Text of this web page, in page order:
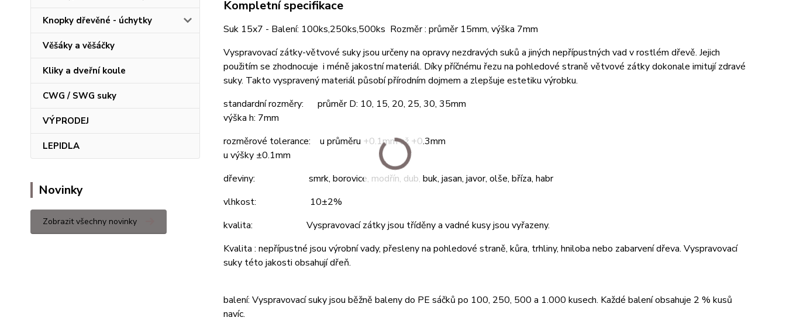
Knopky dřevěné - úchytky
Věšáky a věšáčky
Kliky a dveřní koule
CWG / SWG suky
VÝPRODEJ
LEPIDLA
Novinky
Zobrazit všechny novinky
Kompletní specifikace
Suk 15x7 - Balení: 100ks,250ks,500ks Rozměr : průměr 15mm, výška 7mm
Vyspravovací zátky-větvové suky jsou určeny na opravy nezdravých suků a jiných nepřípustných vad v rostlém dřevě. Jejich
použitím se zhodnocuje i méně jakostní materiál. Díky příčnému řezu na pohledové straně větvové zátky dokonale imitují zdravé
suky. Takto vyspravený materiál působí přírodním dojmem a zlepšuje estetiku výrobku.
standardní rozměry: průměr D: 10, 15, 20, 25, 30, 35mm
výška h: 7mm
rozměrové tolerance: u průměru +0.1mm až +0.3mm
u výšky ±0.1mm
dřeviny: smrk, borovice, modřín, dub, buk, jasan, javor, olše, bříza, habr
vlhkost: 10±2%
kvalita: Vyspravovací zátky jsou tříděny a vadné kusy jsou vyřazeny.
Kvalita : nepřípustné jsou výrobní vady, přesleny na pohledové straně, kůra, trhliny, hniloba nebo zabarvení dřeva. Vyspravovací
suky této jakosti obsahují dřeň.
balení: Vyspravovací suky jsou běžně baleny do PE sáčků po 100, 250, 500 a 1.000 kusech. Každé balení obsahuje 2 % kusů
navíc.